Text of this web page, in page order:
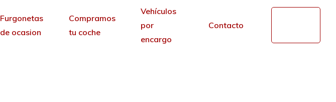
Furgonetas
de ocasion
Compramos
tu coche
Vehículos
por
encargo
Contacto